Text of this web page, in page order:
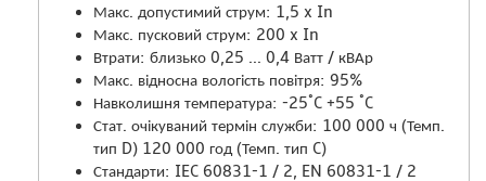
Макс. допустимий струм: 1,5 x In
Макс. пусковий струм: 200 x In
Втрати: близько 0,25 ... 0,4 Ватт / кВАр
Макс. відносна вологість повітря: 95%
Навколишня температура: -25˚C +55 ˚C
Стат. очікуваний термін служби: 100 000 ч (Темп.
тип D) 120 000 год (Темп. тип C)
Стандарти: IEC 60831-1 / 2, EN 60831-1 / 2